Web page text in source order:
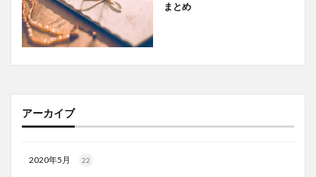
まとめ
アーカイブ
2020年5月 22